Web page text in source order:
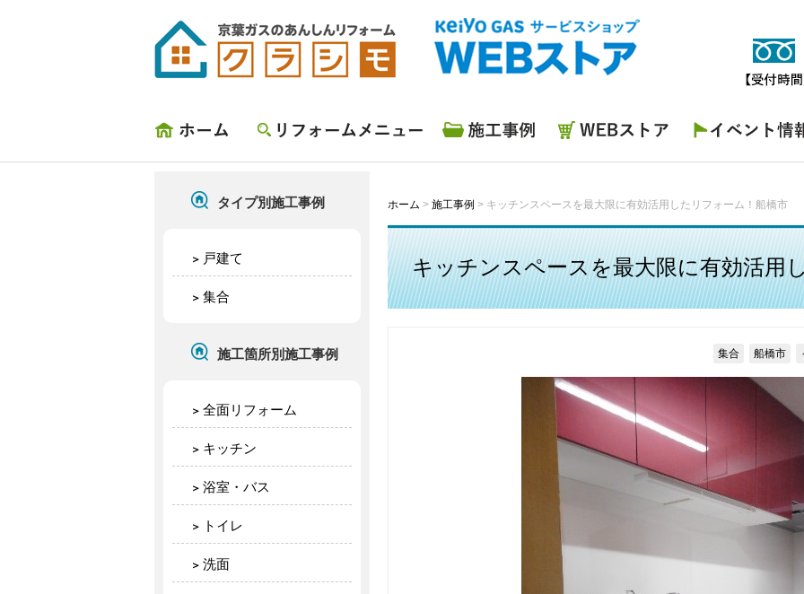
ホーム > 施工事例 > キッチンスペースを最大限に有効活用したリフォーム！船橋市
キッチンスペースを最大限に有効活用
集合 船橋市
タイプ別施工事例
戸建て
集合
施工箇所別施工事例
全面リフォーム
キッチン
浴室・バス
トイレ
洗面